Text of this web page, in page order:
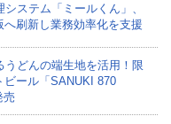
システム「ミールくん」、
へ刷新し業務効率化を支援
うどんの端生地を活用！限
ビール「SANUKI 870
売